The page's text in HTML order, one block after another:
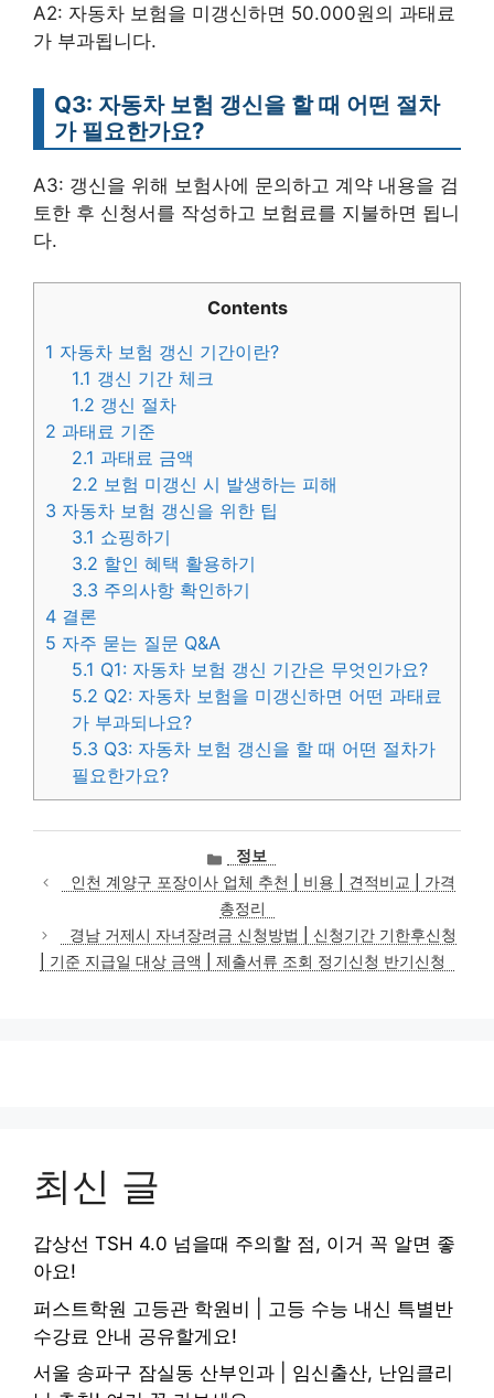
A2: 자동차 보험을 미갱신하면 50.000원의 과태료
가 부과됩니다.
Q3: 자동차 보험 갱신을 할 때 어떤 절차
가 필요한가요?
A3: 갱신을 위해 보험사에 문의하고 계약 내용을 검
토한 후 신청서를 작성하고 보험료를 지불하면 됩니
다.
Contents
1 자동차 보험 갱신 기간이란?
1.1 갱신 기간 체크
1.2 갱신 절차
2 과태료 기준
2.1 과태료 금액
2.2 보험 미갱신 시 발생하는 피해
3 자동차 보험 갱신을 위한 팁
3.1 쇼핑하기
3.2 할인 혜택 활용하기
3.3 주의사항 확인하기
4 결론
5 자주 묻는 질문 Q&A
5.1 Q1: 자동차 보험 갱신 기간은 무엇인가요?
5.2 Q2: 자동차 보험을 미갱신하면 어떤 과태료
가 부과되나요?
5.3 Q3: 자동차 보험 갱신을 할 때 어떤 절차가
필요한가요?
카
테
고
리
정보
인천 계양구 포장이사 업체 추천 | 비용 | 견적비교 | 가격
총정리
경남 거제시 자녀장려금 신청방법 | 신청기간 기한후신청
| 기준 지급일 대상 금액 | 제출서류 조회 정기신청 반기신청
최신 글
갑상선 TSH 4.0 넘을때 주의할 점, 이거 꼭 알면 좋
아요!
퍼스트학원 고등관 학원비 | 고등 수능 내신 특별반
수강료 안내 공유할게요!
서울 송파구 잠실동 산부인과 | 임신출산, 난임클리